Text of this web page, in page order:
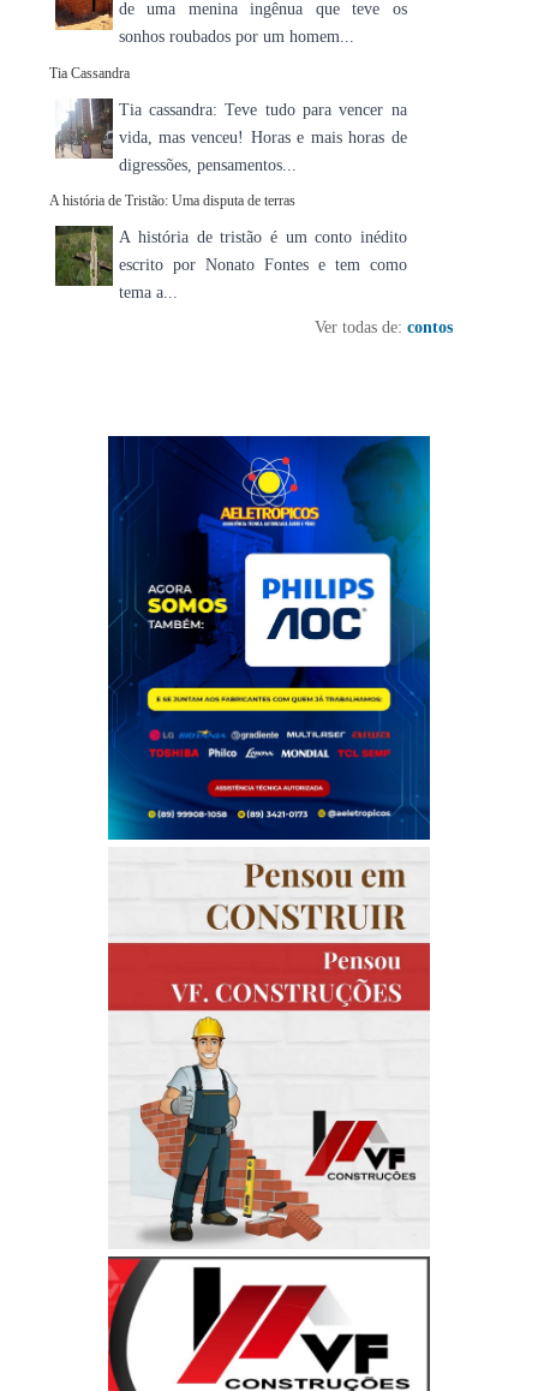
de uma menina ingênua que teve os
sonhos roubados por um homem...
Tia Cassandra
Tia cassandra: Teve tudo para vencer na
vida, mas venceu! Horas e mais horas de
digressões, pensamentos...
A história de Tristão: Uma disputa de terras
A história de tristão é um conto inédito
escrito por Nonato Fontes e tem como
tema a...
Ver todas de: contos